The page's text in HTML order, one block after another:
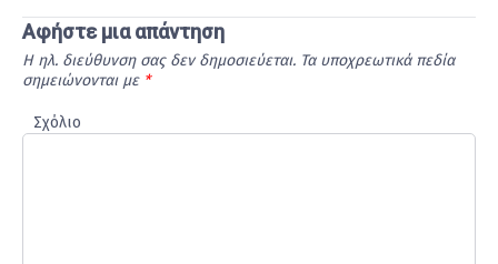
Αφήστε μια απάντηση
Η ηλ. διεύθυνση σας δεν δημοσιεύεται. Τα υποχρεωτικά πεδία
σημειώνονται με *
Σχόλιο